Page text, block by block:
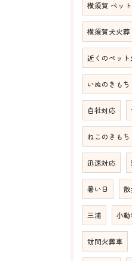
横須賀 ペッ
横須賀犬火葬
近くのペット
いぬのきもち
自社対応
ねこのきもち
迅速対応
暑い日 散
三浦 小
訪問火葬車